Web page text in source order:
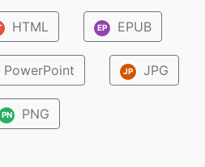
HTML EP EPUB
PowerPoint JP JPG
PN PNG